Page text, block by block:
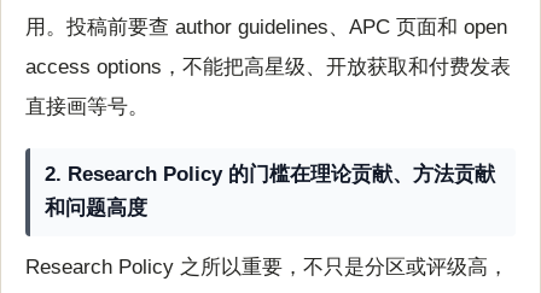
用。投稿前要查 author guidelines、APC 页面和 open
access options，不能把高星级、开放获取和付费发表
直接画等号。
2. Research Policy 的门槛在理论贡献、方法贡献
和问题高度
Research Policy 之所以重要，不只是分区或评级高，